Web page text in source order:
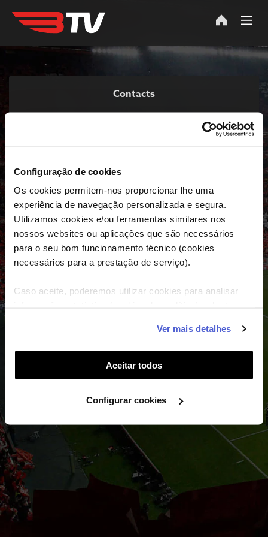
Configuração de cookies
Os cookies permitem-nos proporcionar lhe uma
experiência de navegação personalizada e segura.
Utilizamos cookies e/ou ferramentas similares nos
nossos websites ou aplicações que são necessários
para o seu bom funcionamento técnico (cookies
necessários para a prestação de serviço).
Caso aceite, poderemos utilizar cookies para analisar
funcionalidades (cookies de personalização e
funcionalidade) e adaptar anúncios aos seus interesses
(cookies de publicidade personalizada). Pode gerir a
utilização dos cookies clicando em "Configurar
Ver mais detalhes
Aceitar todos
Configurar cookies
Contacts
For any question you can contact us here: